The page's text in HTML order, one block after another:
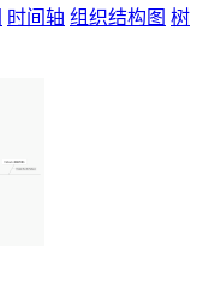
时间轴 组织结构图 树